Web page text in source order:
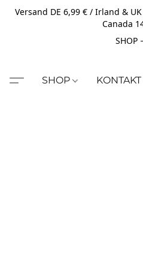
Versand DE 6,99 € / Irland &
Canada
SHOP
SHOP KONTAKT